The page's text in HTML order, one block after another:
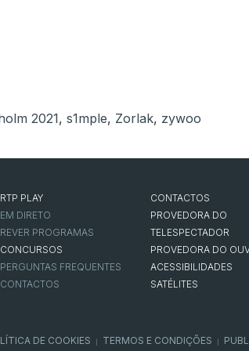
2021, s1mple, Zorlak, zywoo
RTP PLAY
EM DIRETO
REVER PROGRAMAS
CONCURSOS
PERGUNTAS FREQUENTES
CONTACTOS
CONTACTOS
PROVEDORA DO
TELESPECTADOR
PROVEDORA DO
ACESSIBILIDADES
SATÉLITES
DE COOKIES TERMOS E CONDIÇÕES